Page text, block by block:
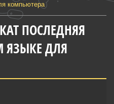
компьютера
ПОСЛЕДНЯЯ
ЯЗЫКЕ ДЛЯ